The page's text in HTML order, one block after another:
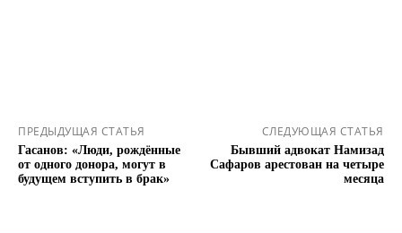
ПРЕДЫДУЩАЯ СТАТЬЯ
Гасанов: «Люди, рождённые
от одного донора, могут в
будущем вступить в брак»
СЛЕДУЮЩАЯ СТАТЬЯ
Бывший адвокат Намизад
Сафаров арестован на четыре
месяца